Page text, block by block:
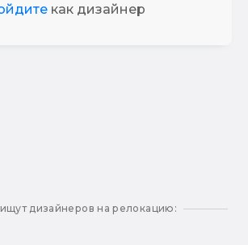
как дизайнер
дизайнеров на релокацию: